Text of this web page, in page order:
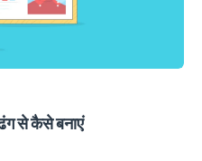
ढंग से कैसे बनाएं